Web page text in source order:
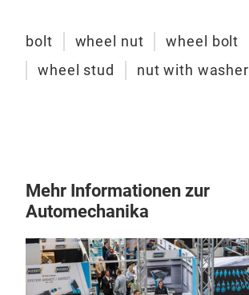
bolt wheel nut
wheel bolt
wheel stud
nut with washer
Mehr Informationen zur
Automechanika